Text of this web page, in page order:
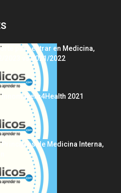
para entrar en Medicina,
2023 vs 2021/2022
Innomakers4Health 2021
Principios de Medicina Interna,